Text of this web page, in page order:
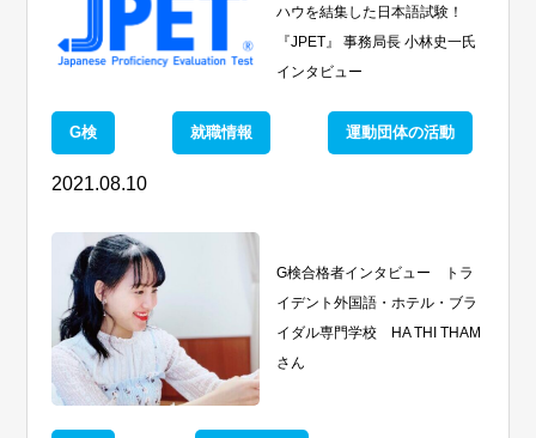
ハウを結集した日本語試験！
『JPET』 事務局長 小林史一氏
インタビュー
G検 就職情報 運動団体の活動
2021.08.10
G検合格者インタビュー トラ
イデント外国語・ホテル・ブラ
イダル専門学校 HA THI THAM
さん